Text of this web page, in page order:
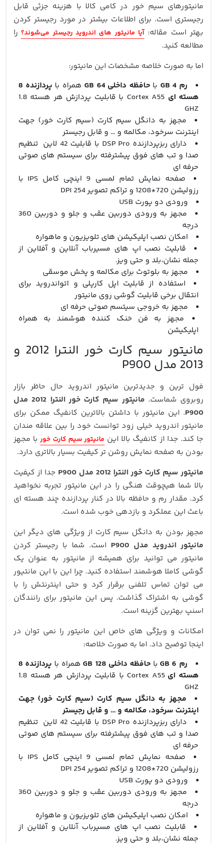
مانیتورهای سیم خور در کامی کالا با هزینه جزئی قابل
رجیستری است. برای اطلاعات بیشتر در مورد رجیستر کردن
بهتر است مقاله:آیا مانیتور های اندروید رجیستر می‌شوند؟ را
مطالعه کنید.
اما به صورت خلاصه مشخصات این مانیتور:
رم 4 GB
باحافظه داخلی 64 GB همراه با
پردازنده 8
هسته ای
Cortex A55 با قابلیت پردازش هر هسته 1.8
GHZ
مجهز به دانگل سیم کارت (سیم کارت خور) جهت
اینترنت سرخود، مکالمه و … و قابل رجیستر
دارای ربزپردازنده DSP Pro با قابلیت 42 لاین تنظیم
صدا و تب های فوق پیشترفته برای سیستم های صوتی
حرفه ای
صفحه نمایش تمام لمسی 9 اینچی کامل IPS با
رزولیشن 720*1208 و تراکم تصویر 254 DPI
ورودی دو پورت USB
مجهز به ورودی دوربین عقب و جلو و دوربین 360
درجه
امکان نصب اپلیکیشن های تلویزیون و ماهواره
قابلیت نصب اپ های مسیرباب آنلاین و آفلاین از
جمله نشان،بلد و حتی ویز.
مجهز به بلوتوث برای مکالمه و پخش موسقی
استفاده از قابلیت اپل کارپلی و اتواندروید برای
انتقال برخی قابلیت گوشی روی مانیتور
مجهز به خروجی سیتسم صوتی حرفه ای
مجهز به فن خنک کننده هوشمند به همراه
اپلیکیشن
مانیتور سیم کارت خور النترا 2012 و
2013 مدل P900
فول ترین و جدیدترین مانیتور اندروید حال حاظر بازار
روبروی شماست.
مانیتور سیم کارت خور النترا 2012 مدل
P900. این مانیتور با داشتن بالاترین کانفیگ ممکن برای
مانیتور اندروید خیلی زود توانست خود را بین علاقه مندان
جا کند. جدا از کانفیگ بالا این مانیتور سیم کارت خوربا مجهز
بودن به صفحه نمایش روشن تر کیفیت بسیار بالاتری دارد.
مانیتور سیم کارت خور النترا 2012 مدل P900
جدا از کیفیت
بالا شما هیچوقت هنگی را در این مانیتور تجربه نخواهید
کرد. مقدار رم و حافظه بالا در کنار پردازنده چند هسته ای
باعث این عملکرد و بازدهی خوب شده است.
مجهز بودن به دانگل سیم کارت از ویژگی های دیگر این
مانیتور اندروید مدل P900
است. شما با رجیستر کردن
مانیتور می توانید برای همیشه از مانیتور به عنوان یک
گوشی کاملا هوشمند استفاده کنید. چرا این با این مانتیور
می توان تماس تلفنی برقرار کرد و حتی اینترنتش را با
گوشی به اشتراک گذاشت. پس این مانیتور برای رانندگان
اسنپ بهترین گزینه است.
امکانات و ویژگی های خاص این مانیتور را نمی توان در
اینجا توضیح داد. اما به صورت خلاصه:
رم 6 GB
با حافظه داخلی 128 GB همراه با
پردازنده 8
هسته ای
Cortex A55 با قابلیت پردازش هر هسته 1.8
GHZ
مجهز به دانگل سیم کارت (سیم کارت خور) جهت
اینترنت سرخود، مکالمه و … و قابل رجیستر
دارای ربزپردازنده DSP Pro با قابلیت 42 لاین تنظیم
صدا و تب های فوق پیشترفته برای سیستم های صوتی
حرفه ای
صفحه نمایش تمام لمسی 9 اینچی کامل IPS با
رزولیشن 720*1208 و تراکم تصویر 254 DPI
ورودی دو پورت USB
مجهز به ورودی دوربین عقب و جلو و دوربین 360
درجه
امکان نصب اپلیکیشن های تلویزیون و ماهواره
قابلیت نصب اپ های مسیرباب آنلاین و آفلاین از
جمله نشان،بلد و حتی ویز.